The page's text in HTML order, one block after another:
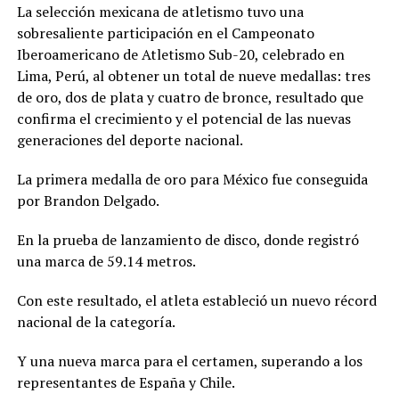
La selección mexicana de atletismo tuvo una
sobresaliente participación en el Campeonato
Iberoamericano de Atletismo Sub-20, celebrado en
Lima, Perú, al obtener un total de nueve medallas: tres
de oro, dos de plata y cuatro de bronce, resultado que
confirma el crecimiento y el potencial de las nuevas
generaciones del deporte nacional.
La primera medalla de oro para México fue conseguida
por Brandon Delgado.
En la prueba de lanzamiento de disco, donde registró
una marca de 59.14 metros.
Con este resultado, el atleta estableció un nuevo récord
nacional de la categoría.
Y una nueva marca para el certamen, superando a los
representantes de España y Chile.